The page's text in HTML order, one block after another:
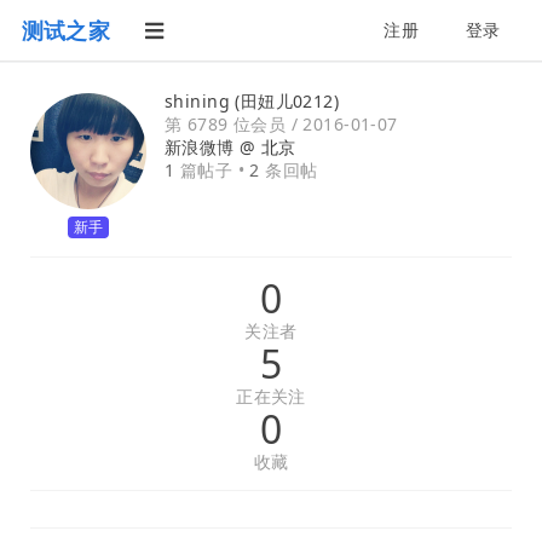
测试之家 注册 登录
新手
shining (田妞儿0212)
第 6789 位会员 /2016-01-07
新浪微博 @ 北京
1 篇帖子 •2 条回帖
0
关注者
5
正在关注
0
收藏